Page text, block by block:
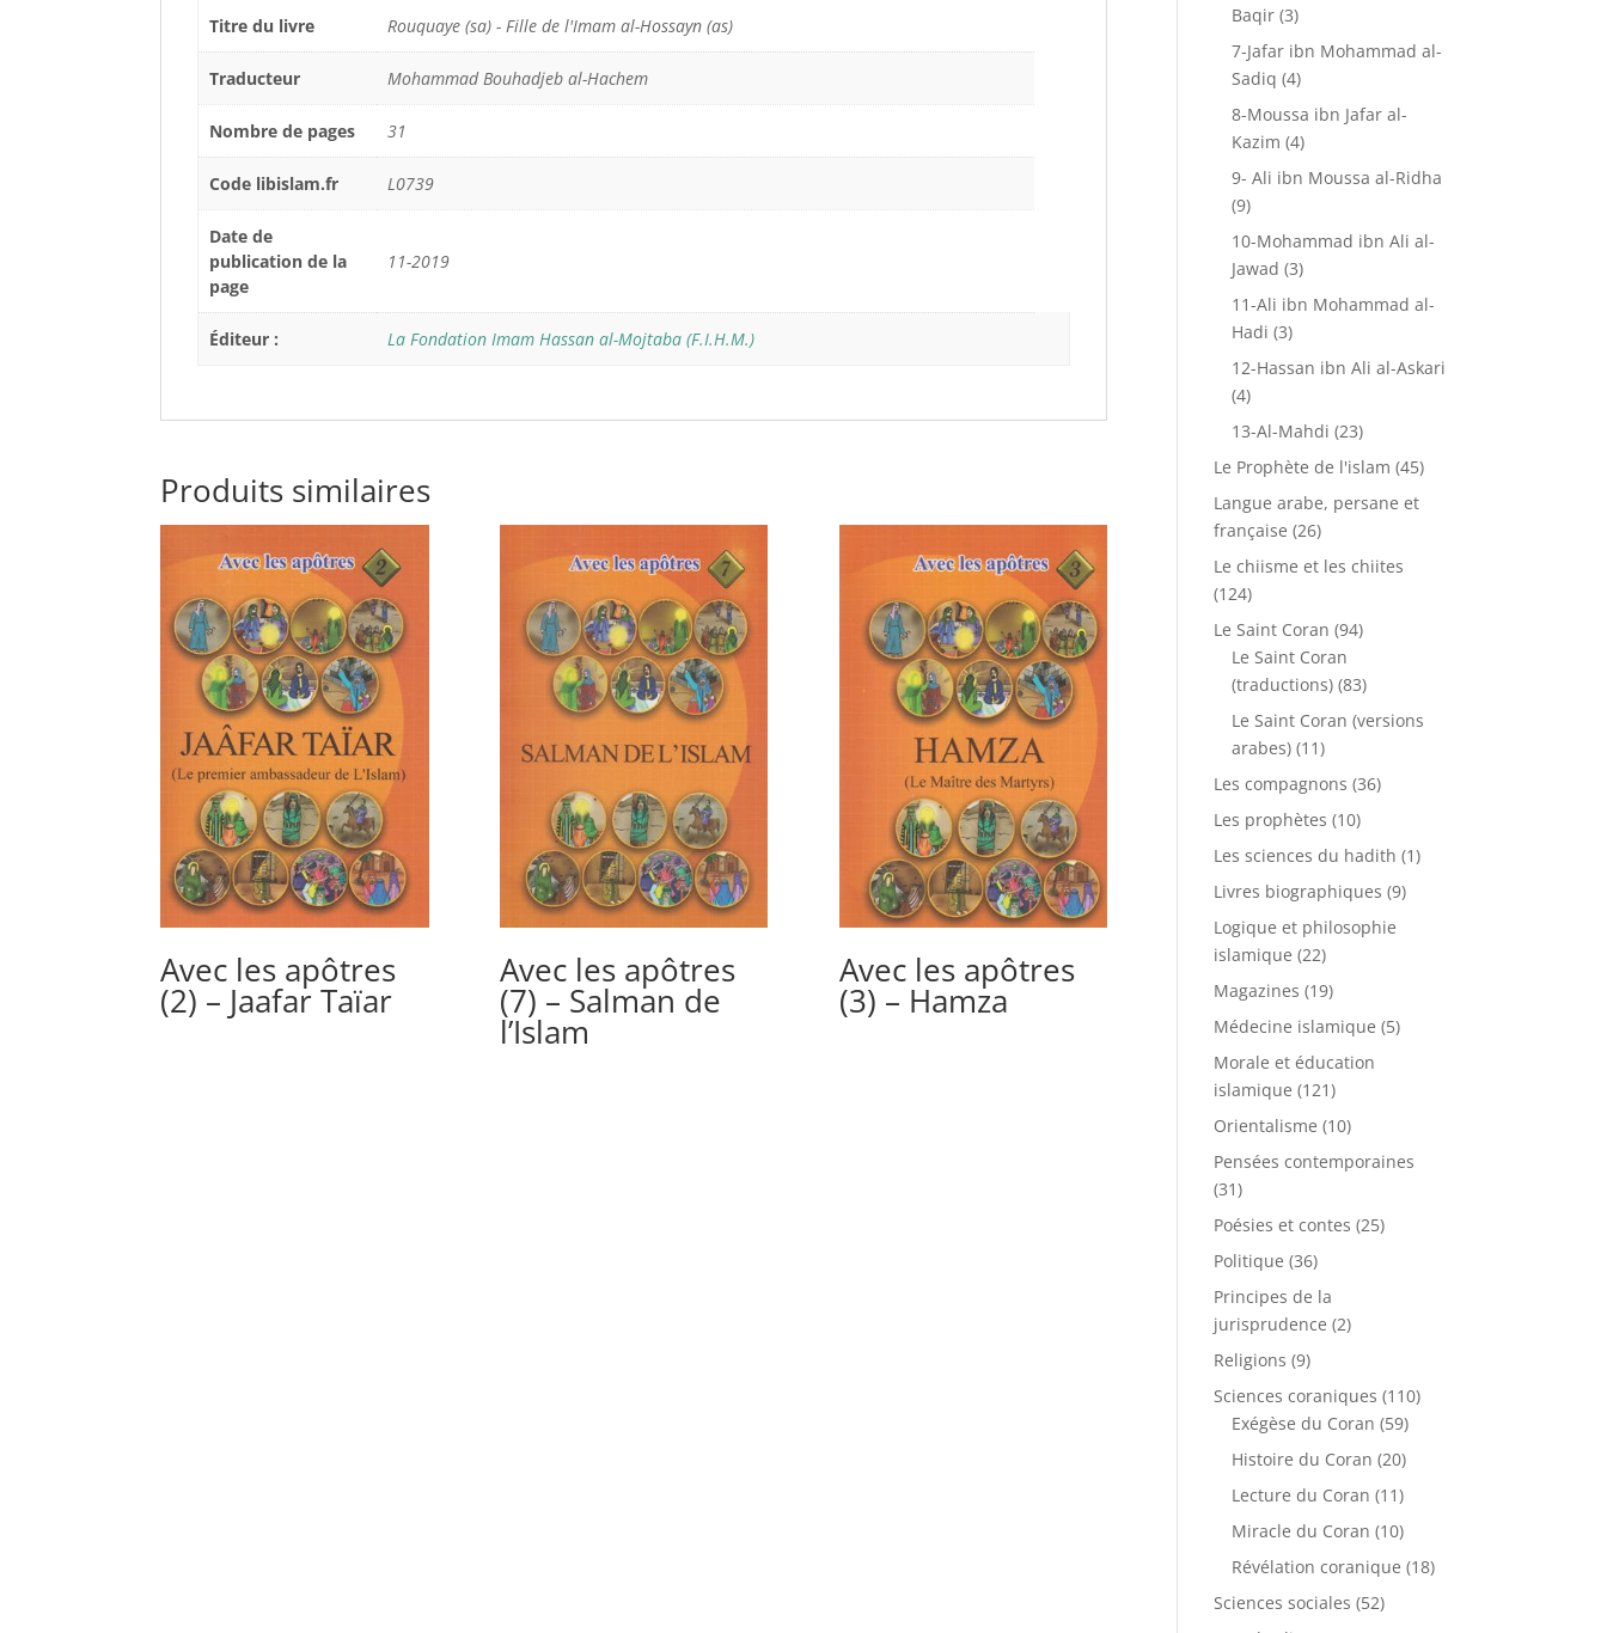
Titre du livre Rouquaye (sa) - Fille de l'Imam al-Hossayn (as)
Traducteur Mohammad Bouhadjeb al-Hachem
Nombre de pages 31
Code libislam.fr L0739
Date de
publication de la
page
11-2019
Éditeur : La Fondation Imam Hassan al-Mojtaba (F.I.H.M.)
Produits similaires
Avec les apôtres
(2) – Jaafar Taïar
Avec les apôtres
(7) – Salman de
l’Islam
Avec les apôtres
(3) – Hamza
Baqir (3)
7-Jafar ibn Mohammad al-
Sadiq (4)
8-Moussa ibn Jafar al-
Kazim (4)
9- Ali ibn Moussa al-Ridha
(9)
10-Mohammad ibn Ali al-
Jawad (3)
11-Ali ibn Mohammad al-
Hadi (3)
12-Hassan ibn Ali al-Askari
(4)
13-Al-Mahdi (23)
Le Prophète de l'islam (45)
Langue arabe, persane et
française (26)
Le chiisme et les chiites
(124)
Le Saint Coran (94)
Le Saint Coran
(traductions) (83)
Le Saint Coran (versions
arabes) (11)
Les compagnons (36)
Les prophètes (10)
Les sciences du hadith (1)
Livres biographiques (9)
Logique et philosophie
islamique (22)
Magazines (19)
Médecine islamique (5)
Morale et éducation
islamique (121)
Orientalisme (10)
Pensées contemporaines
(31)
Poésies et contes (25)
Politique (36)
Principes de la
jurisprudence (2)
Religions (9)
Sciences coraniques (110)
Exégèse du Coran (59)
Histoire du Coran (20)
Lecture du Coran (11)
Miracle du Coran (10)
Révélation coranique (18)
Sciences sociales (52)